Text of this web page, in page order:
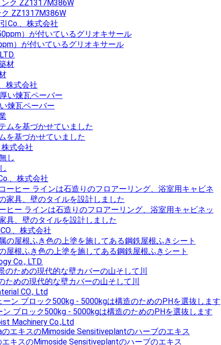
ZZ1317M386W
Co.、株式会社
）が付いているグリオキサール
株式会社
煉瓦ペーバー
を基づかせていました
式会社
、株式会社
ヒー ラインは石造りのフロアーリング、浴室用キャビネッ
具、壁のタイルを設計しました
、株式会社
屋根ふき色の上塗を施してある鋼鉄屋根ふきシート
Co., LTD.
めの現代的な壁カバーの山そして川
CO., Ltd
ブロック500kg - 5000kgは構造のためのPHを選抜します
Machinery Co.,Ltd
キスのMimoside Sensitiveplantのハーブのエキス